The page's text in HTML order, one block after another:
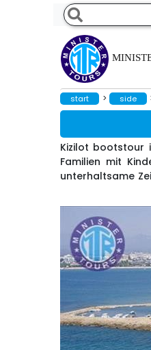
start > side
Kizilot bootstour
Familien mit
unterhaltsame